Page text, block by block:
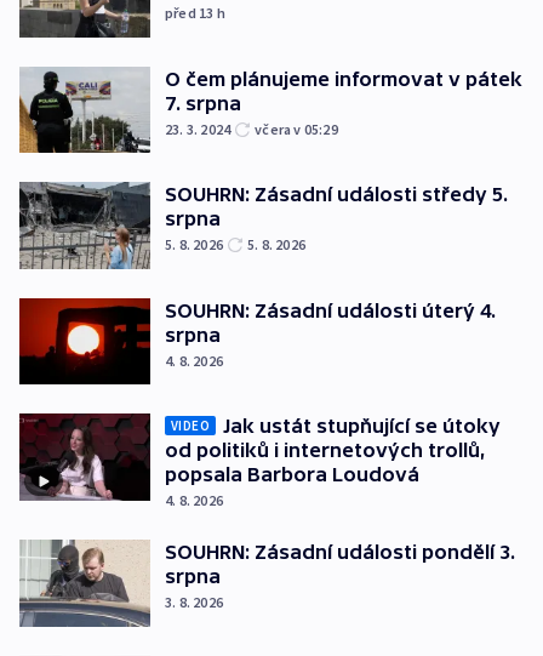
před 13 h
O čem plánujeme informovat v pátek
7. srpna
23. 3. 2024 včera v 05:29
SOUHRN: Zásadní události středy 5.
srpna
5. 8. 2026 5. 8. 2026
SOUHRN: Zásadní události úterý 4.
srpna
4. 8. 2026
VIDEO
Jak ustát stupňující se útoky
od politiků i internetových trollů,
popsala Barbora Loudová
4. 8. 2026
SOUHRN: Zásadní události pondělí 3.
srpna
3. 8. 2026